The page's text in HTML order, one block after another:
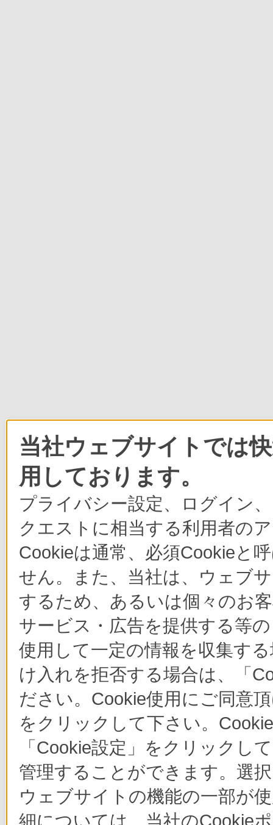
当社ウェブサイトでは
用しております。
プライバシー設定、ログイン
クエストに相当する利用者の
Cookieは通常、必須Cookieと
せん。また、当社は、ウェブ
するため、あるいは個々のお
サービス・広告を提供する等
使用して一定の情報を収集す
け入れを拒否する場合は、「
ださい。Cookie使用にご同意
をクリックして下さい。
「Cookie設定」をクリックし
管理することができます。選
ウェブサイトの機能の一部が
細については、当社のCookie